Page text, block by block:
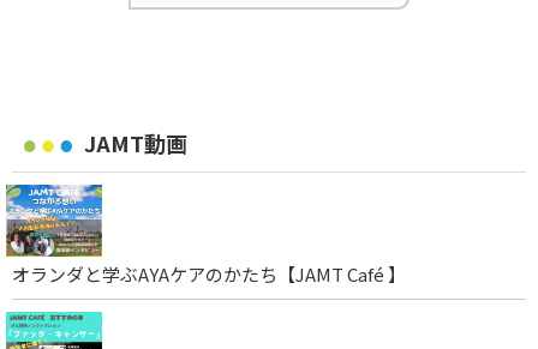
JAMT動画
オランダと学ぶAYAケアのかたち【JAMT Café 】